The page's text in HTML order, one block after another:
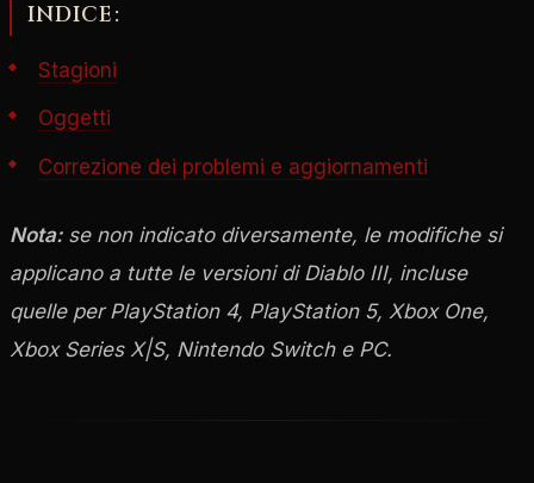
INDICE:
Stagioni
Oggetti
Correzione dei problemi e aggiornamenti
Nota:se non indicato diversamente, le modifiche si
applicano a tutte le versioni di Diablo III, incluse
quelle per PlayStation 4, PlayStation 5, Xbox One,
Xbox Series X|S, Nintendo Switch e PC.